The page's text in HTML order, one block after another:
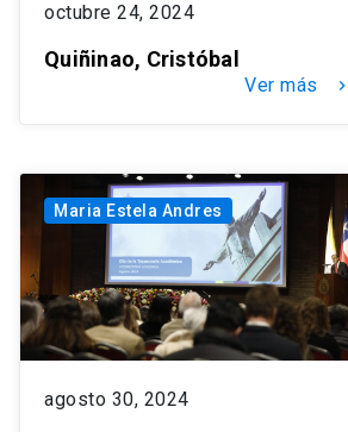
octubre 24, 2024
Quiñinao, Cristóbal
Ver más keyboard_arrow_right
Maria Estela Andres
agosto 30, 2024